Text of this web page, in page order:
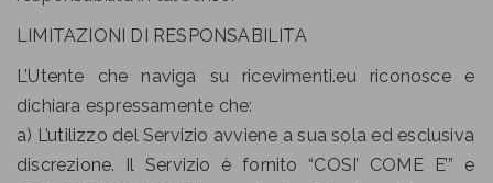
LIMITAZIONI DI RESPONSABILITA
L’Utente che naviga su ricevimenti.eu riconosce e
dichiara espressamente che:
a) L’utilizzo del Servizio avviene a sua sola ed esclusiva
discrezione. Il Servizio è fornito “COSI’ COME E’” e